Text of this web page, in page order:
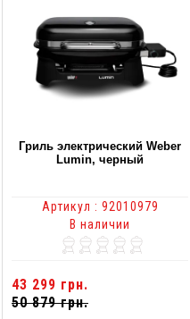
Гриль электрический Weber
Lumin, черный
Артикул : 92010979
В наличии
43 299 грн.
50 879 грн.